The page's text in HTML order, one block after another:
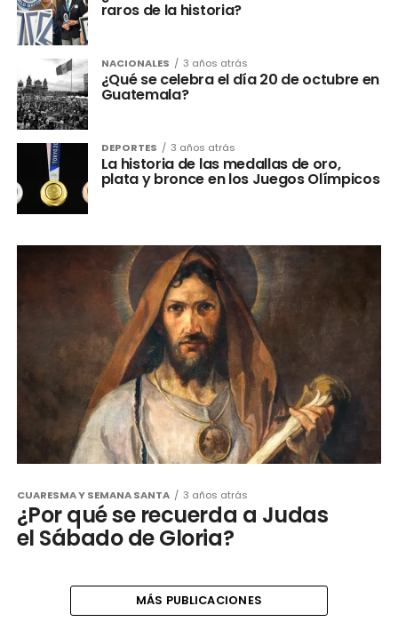
raros de la historia?
NACIONALES 3 años atrás
¿Qué se celebra el día 20 de octubre en
Guatemala?
DEPORTES 3 años atrás
La historia de las medallas de oro,
plata y bronce en los Juegos Olímpicos
CUARESMA Y SEMANA SANTA 3 años atrás
¿Por qué se recuerda a Judas
el Sábado de Gloria?
MÁS PUBLICACIONES